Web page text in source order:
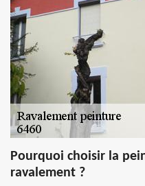
Pourquoi choisir la
ravalement ?